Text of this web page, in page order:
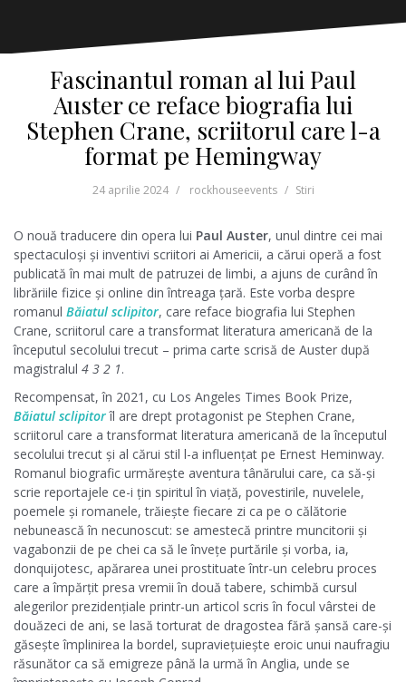
Fascinantul roman al lui Paul
Auster ce reface biografia lui
Stephen Crane, scriitorul care l-a
format pe Hemingway
24 aprilie 2024 rockhouseevents Stiri
O nouă traducere din opera lui Paul Auster, unul dintre cei mai
spectaculoși și inventivi scriitori ai Americii, a cărui operă a fost
publicată în mai mult de patruzei de limbi, a ajuns de curând în
librăriile fizice și online din întreaga țară. Este vorba despre
romanul Băiatul sclipitor, care reface biografia lui Stephen
Crane, scriitorul care a transformat literatura americană de la
începutul secolului trecut – prima carte scrisă de Auster după
magistralul 4 3 2 1.
Recompensat, în 2021, cu Los Angeles Times Book Prize,
Băiatul sclipitorîl are drept protagonist pe Stephen Crane,
scriitorul care a transformat literatura americană de la începutul
secolului trecut și al cărui stil l-a influențat pe Ernest Heminway.
Romanul biografic urmărește aventura tânărului care, ca să-și
scrie reportajele ce-i țin spiritul în viață, povestirile, nuvelele,
poemele și romanele, trăiește fiecare zi ca pe o călătorie
nebunească în necunoscut: se amestecă printre muncitorii și
vagabonzii de pe chei ca să le învețe purtările și vorba, ia,
donquijotesc, apărarea unei prostituate într-un celebru proces
care a împărțit presa vremii în două tabere, schimbă cursul
alegerilor prezidențiale printr-un articol scris în focul vârstei de
douăzeci de ani, se lasă torturat de dragostea fără șansă care-și
găsește împlinirea la bordel, supraviețuiește eroic unui naufragiu
răsunător ca să emigreze până la urmă în Anglia, unde se